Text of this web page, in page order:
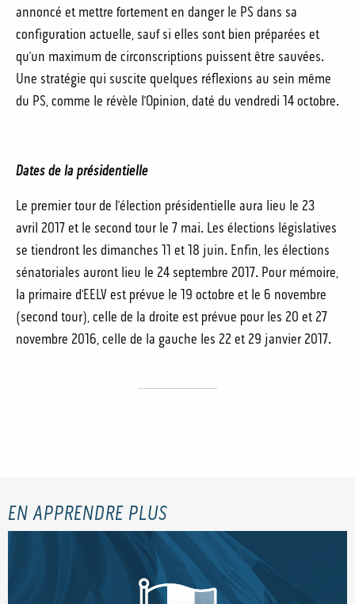
annoncé et mettre fortement en danger le PS dans sa
configuration actuelle, sauf si elles sont bien préparées et
qu’un maximum de circonscriptions puissent être sauvées.
Une stratégie qui suscite quelques réflexions au sein même
du PS, comme le révèle l’Opinion, daté du vendredi 14 octobre.
Dates de la présidentielle
Le premier tour de l’élection présidentielle aura lieu le 23
avril 2017 et le second tour le 7 mai. Les élections législatives
se tiendront les dimanches 11 et 18 juin. Enfin, les élections
sénatoriales auront lieu le 24 septembre 2017. Pour mémoire,
la primaire d’EELV est prévue le 19 octobre et le 6 novembre
(second tour), celle de la droite est prévue pour les 20 et 27
novembre 2016, celle de la gauche les 22 et 29 janvier 2017.
EN APPRENDRE PLUS